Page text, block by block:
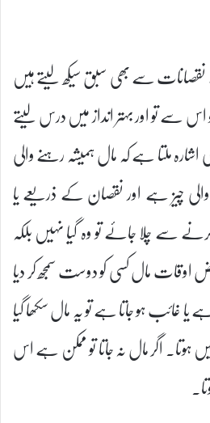
سے بھی سبق سیکھ لیتے ہیں
سے تو اور بہتر انداز میں درس لیتے
ملتا ہے کہ مال ہمیشہ رہنے والی
چیز ہے اور نقصان کے ذریعے یا
سے چلا جائے تو وہ گیا نہیں بلکہ
مال کسی کو دوست سمجھ کر دیا
یا غائب ہو جاتا ہے تو یہ مال سکھا گیا
ہوتا۔ اگر مال نہ جاتا تو ممکن ہے اس